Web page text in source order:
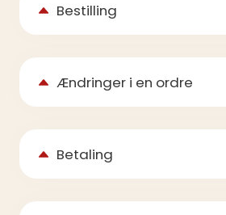
Bestilling
Ændringer i en ordre
Betaling